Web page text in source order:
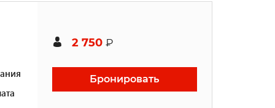
2 750 ₽
Бронировать